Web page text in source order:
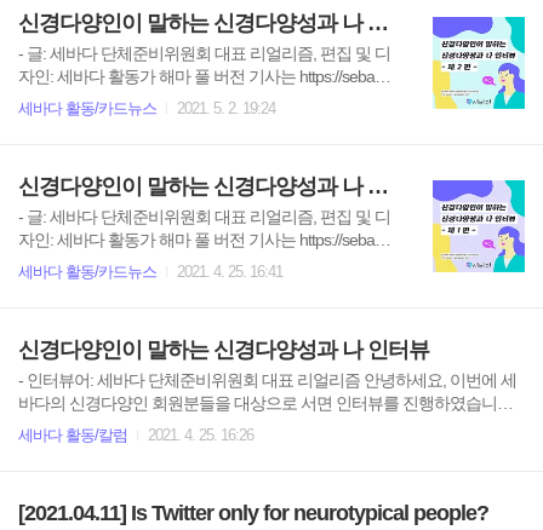
신경다양인이 말하는 신경다양성과 나 인터뷰 2편
- 글: 세바다 단체준비위원회 대표 리얼리즘, 편집 및 디
자인: 세바다 활동가 해마 풀 버전 기사는 https://sebada
oceans.tistory.com/17 에서 보실 수 있습니다. 텍스트 신
경다양인이 말하는 신경다양성과 나 인터뷰 제2편 - 인
인 회원분들을 대상으로 서면 인터뷰를 진행하였습니
다. 신경다양인 분들이 신경다양성과 자신의 삶의 기회
를 진솔하게 이야기하는 기회를 가졌는데요, 총 다섯 분
인터뷰를 들어보도록 하겠습니다. 1. 간단하게 자기소
세바다 활동/카드뉴스 2021. 5. 2. 19:24
신경다양인이 말하는 신경다양성과 나 인터뷰 1편
- 글: 세바다 단체준비위원회 대표 리얼리즘, 편집 및 디
자인: 세바다 활동가 해마 풀 버전 기사는 https://sebada
oceans.tistory.com/17 에서 보실 수 있습니다. 텍스트 신
경다양인이 말하는 신경다양성과 나 인터뷰 제1편 - 인
인 회원분들을 대상으로 서면 인터뷰를 진행하였습니
다. 신경다양인 분들이 신경다양성과 자신의 삶의 기회
를 진솔하게 이야기하는 기회를 가졌는데요, 총 다섯 분
인터뷰를 들어보도록 하겠습니다. 1. 간단하게 자기소
세바다 활동/카드뉴스 2021. 4. 25. 16:41
신경다양인이 말하는 신경다양성과 나 인터뷰
- 인터뷰어: 세바다 단체준비위원회 대표 리얼리즘 안녕하세요, 이번에 세
바다의 신경다양인 회원분들을 대상으로 서면 인터뷰를 진행하였습니다.
신경다양인 분들이 신경다양성과 자신의 신경다양성 특성, 삶의 경험을 진
솔하게 이야기하는 기회를 가졌는데요, 총 다섯 분이 응답해주셨습니다.
와 알코올 의존, 수면장애를 앓고 있는 익명이라고 합니다. 이응상: 안녕하
세바다 활동/칼럼 2021. 4. 25. 16:26
[2021.04.11] Is Twitter only for neurotypical people?